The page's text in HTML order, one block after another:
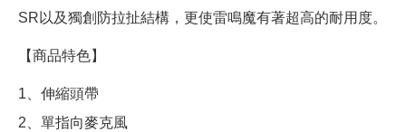
SR以及獨創防拉扯結構，更使雷鳴魔有著超高的耐用度。
【商品特色】
1、伸縮頭帶
2、單指向麥克風